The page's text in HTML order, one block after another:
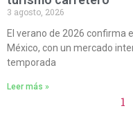
3 agosto, 2026
El verano de 2026 confirma
México, con un mercado
temporada
Leer más »
1